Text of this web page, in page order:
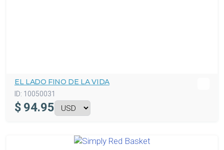
EL LADO FINO DE LA VIDA
ID: 10050031
$ 94.95